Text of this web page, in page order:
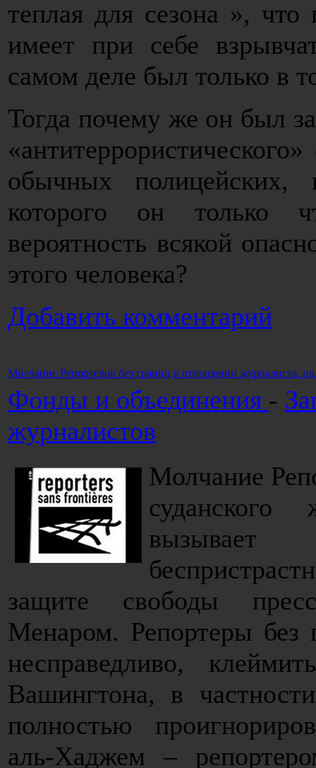
теплая для сезона »,
имеет при себе
самом деле был только в
Тогда почему же он был
обычных полицейских,
которого он только
вероятность всякой
этого человека?
Добавить комментарий
Молчание Репортеров без границ в отношении журналиста,
Фонды и объединения -
журналистов
Молчание
вызывает
защите свободы
Менаром. Репортеры без
несправедливо,
Вашингтона, в
полностью
аль-Хаджем –